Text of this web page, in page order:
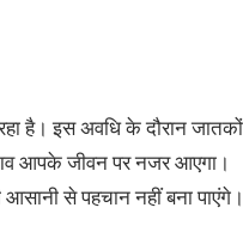
है। इस अवधि के दौरान जातकों
आपके जीवन पर नजर आएगा।
से पहचान नहीं बना पाएंगे।